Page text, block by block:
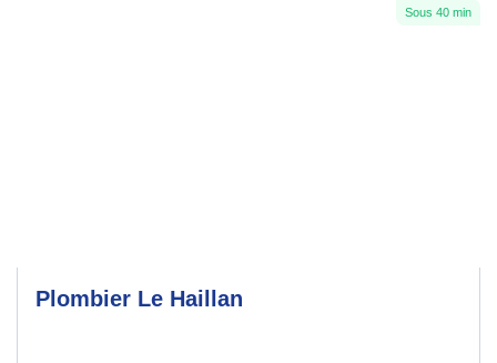
Sous 40 min
Plombier Le Haillan